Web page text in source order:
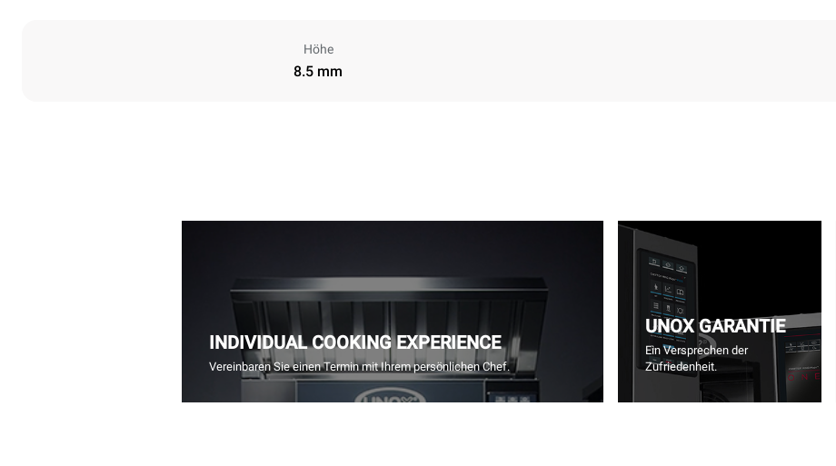
Höhe
8.5 mm
INDIVIDUAL COOKING EXPERIENCE
Vereinbaren Sie einen Termin mit Ihrem persönlichen Chef.
UNOX GARANTIE
Ein Versprechen der
Zufriedenheit.